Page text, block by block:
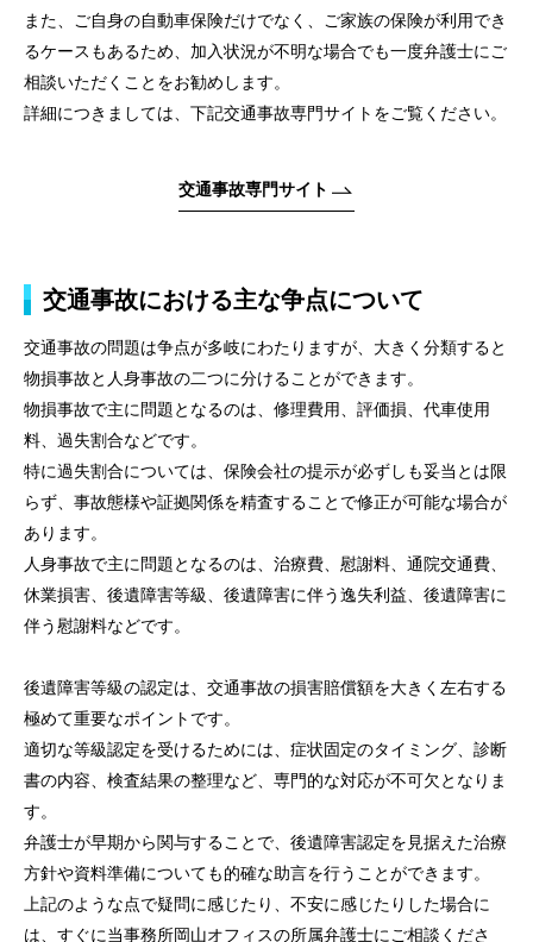
法人のお客様
事務所紹介
ご相談の流れ
解決事例
お客様の声
採用情報
カウンセリング
法律相談継続サポートプラン
アクセス
よくあるご質問
相談料無料の理由
サマークラーク・ウィンタークラーク募集
また、ご自身の自動車保険だけでなく、ご家族の保険が利用でき
るケースもあるため、加入状況が不明な場合でも一度弁護士にご
相談いただくことをお勧めします。
詳細につきましては、下記交通事故専門サイトをご覧ください。
交通事故専門サイト
交通事故における主な争点について
交通事故の問題は争点が多岐にわたりますが、大きく分類すると
物損事故と人身事故の二つに分けることができます。
物損事故で主に問題となるのは、修理費用、評価損、代車使用
料、過失割合などです。
特に過失割合については、保険会社の提示が必ずしも妥当とは限
らず、事故態様や証拠関係を精査することで修正が可能な場合が
あります。
人身事故で主に問題となるのは、治療費、慰謝料、通院交通費、
休業損害、後遺障害等級、後遺障害に伴う逸失利益、後遺障害に
伴う慰謝料などです。
後遺障害等級の認定は、交通事故の損害賠償額を大きく左右する
極めて重要なポイントです。
適切な等級認定を受けるためには、症状固定のタイミング、診断
書の内容、検査結果の整理など、専門的な対応が不可欠となりま
す。
弁護士が早期から関与することで、後遺障害認定を見据えた治療
方針や資料準備についても的確な助言を行うことができます。
上記のような点で疑問に感じたり、不安に感じたりした場合に
は、すぐに当事務所岡山オフィスの所属弁護士にご相談くださ